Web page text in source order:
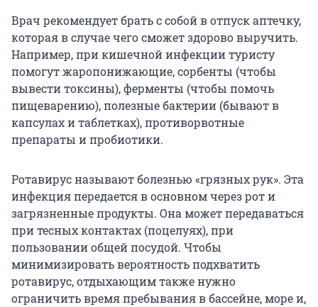
Врач рекомендует брать с собой в отпуск аптечку,
которая в случае чего сможет здорово выручить.
Например, при кишечной инфекции туристу
помогут жаропонижающие, сорбенты (чтобы
вывести токсины), ферменты (чтобы помочь
пищеварению), полезные бактерии (бывают в
капсулах и таблетках), противорвотные
препараты и пробиотики.
Ротавирус называют болезнью «грязных рук». Эта
инфекция передается в основном через рот и
загрязненные продукты. Она может передаваться
при тесных контактах (поцелуях), при
пользовании общей посудой. Чтобы
минимизировать вероятность подхватить
ротавирус, отдыхающим также нужно
ограничить время пребывания в бассейне, море и,